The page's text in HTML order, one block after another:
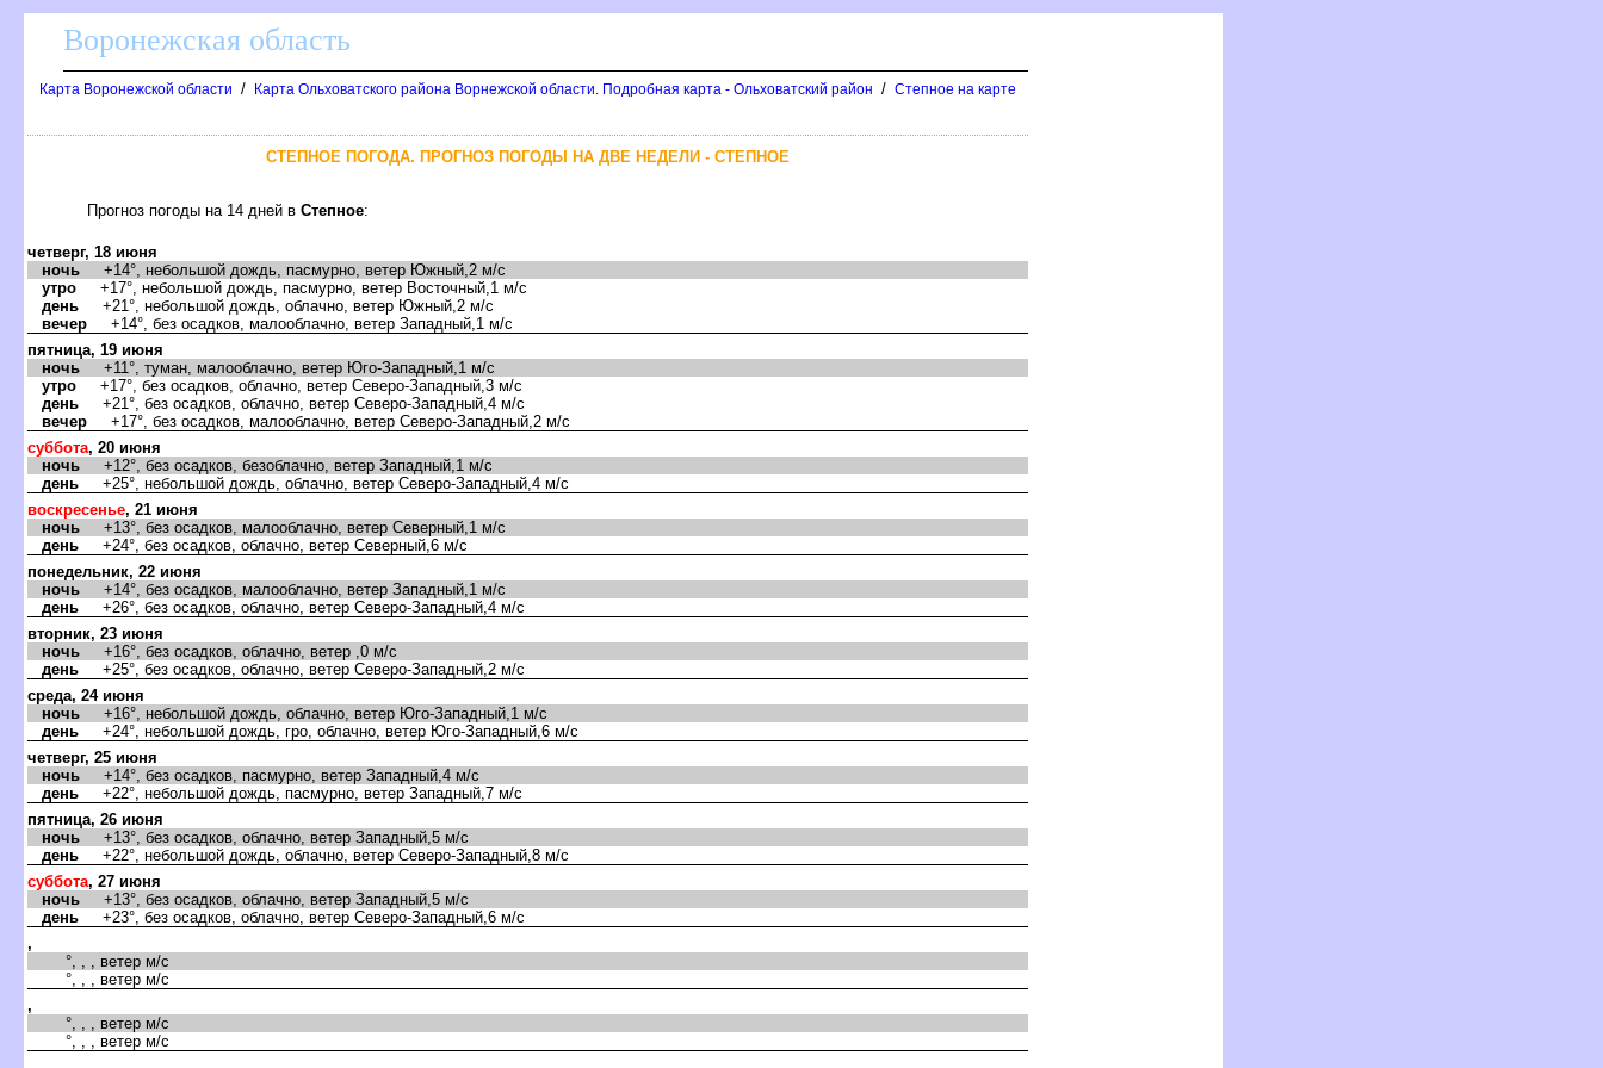
оронежская область
Карта Воронежской области / Карта Ольховатского района Ворнежской области. Подробная карта - Ольховатский район / Степное на карте
СТЕПНОЕ ПОГОДА. ПРОГНОЗ ПОГОДЫ НА ДВЕ НЕДЕЛИ - СТЕПНОЕ
Прогноз погоды на 14 дней Степное:
четверг, 18 июня
ночь +14°, небольшой дождь, пасмурно, ветер Южный,2 м/с
утро +17°, небольшой дождь, пасмурно, ветер Восточный,1 м/с
день +21°, небольшой дождь, облачно, ветер Южный,2 м/с
ечер +14°, без осадков, малооблачно, ветер Западный,1 м/с
пятница, 19 июня
ночь +11°, туман, малооблачно, ветер Юго-Западный,1 м/с
утро +17°, без осадков, облачно, ветер Северо-Западный,3 м/с
день +21°, без осадков, облачно, ветер Северо-Западный,4 м/с
ечер +17°, без осадков, малооблачно, ветер Северо-Западный,2 м/с
суббота, 20 июня
ночь +12°, без осадков, безоблачно, ветер Западный,1 м/с
день +25°, небольшой дождь, облачно, ветер Северо-Западный,4 м/с
оскресенье, 21 июня
ночь +13°, без осадков, малооблачно, ветер Северный,1 м/с
день +24°, без осадков, облачно, ветер Северный,6 м/с
понедельник, 22 июня
ночь +14°, без осадков, малооблачно, ветер Западный,1 м/с
день +26°, без осадков, облачно, ветер Северо-Западный,4 м/с
торник, 23 июня
ночь +16°, без осадков, облачно, ветер ,0 м/с
день +25°, без осадков, облачно, ветер Северо-Западный,2 м/с
среда, 24 июня
ночь +16°, небольшой дождь, облачно, ветер Юго-Западный,1 м/с
день +24°, небольшой дождь, гро, облачно, ветер Юго-Западный,6 м/с
четверг, 25 июня
ночь +14°, без осадков, пасмурно, ветер Западный,4 м/с
день +22°, небольшой дождь, пасмурно, ветер Западный,7 м/с
пятница, 26 июня
ночь +13°, без осадков, облачно, ветер Западный,5 м/с
день +22°, небольшой дождь, облачно, ветер Северо-Западный,8 м/с
суббота, 27 июня
ночь +13°, без осадков, облачно, ветер Западный,5 м/с
день +23°, без осадков, облачно, ветер Северо-Западный,6 м/с
,
°, , , ветер м/с
°, , , ветер м/с
,
°, , , ветер м/с
°, , , ветер м/с